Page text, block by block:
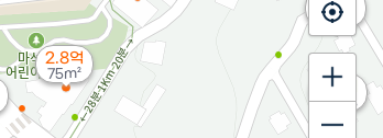
2.8억
75m²
'15. 02
2.9억
'11. 08